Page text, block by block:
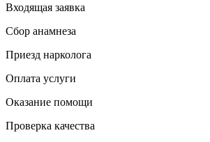
Входящая заявка
Сбор анамнеза
Приезд нарколога
Оплата услуги
Оказание помощи
Проверка качества